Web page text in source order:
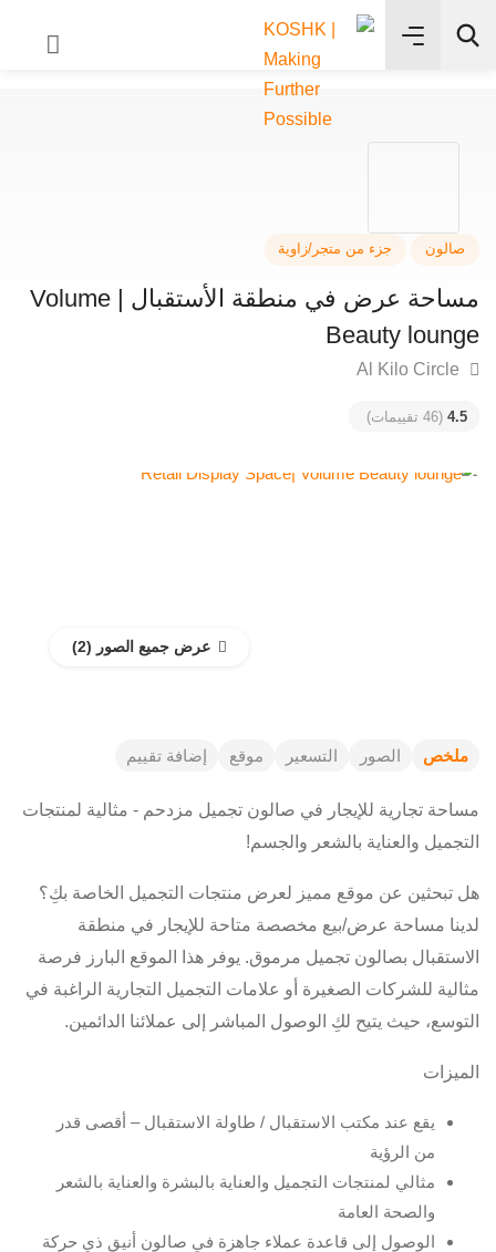
Beauty
عرض جميع الصور
ملخص الصور التسعير موقع إضافة تقييم
مساحة تجارية للإيجار في صالون تجميل مزدحم - مثالية لمنتجات
التجميل والعناية بالشعر والجسم!
هل تبحثين عن موقع مميز لعرض منتجات التجميل الخاصة بكِ؟
لدينا مساحة عرض/بيع مخصصة متاحة للإيجار في منطقة
الاستقبال بصالون تجميل مرموق. يوفر هذا الموقع البارز فرصة
مثالية للشركات الصغيرة أو علامات التجميل التجارية الراغبة في
التوسع، حيث يتيح لكِ الوصول المباشر إلى عملائنا الدائمين.
الميزات
يقع عند مكتب الاستقبال / طاولة الاستقبال – أقصى قدر
من الرؤية
مثالي لمنتجات التجميل والعناية بالبشرة والعناية بالشعر
والصحة العامة
الوصول إلى قاعدة عملاء جاهزة في صالون أنيق ذي حركة